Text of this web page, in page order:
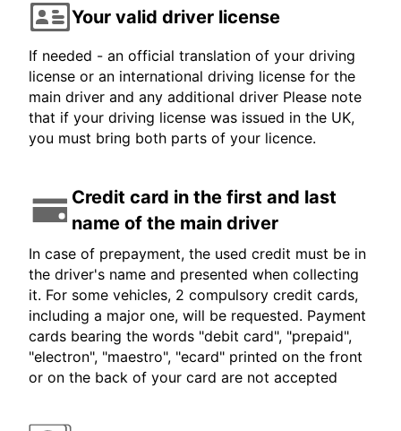
Your valid driver license
If needed - an official translation of your driving
license or an international driving license for the
main driver and any additional driver Please note
that if your driving license was issued in the UK,
you must bring both parts of your licence.
Credit card in the first and last
name of the main driver
In case of prepayment, the used credit must be in
the driver's name and presented when collecting
it. For some vehicles, 2 compulsory credit cards,
including a major one, will be requested. Payment
cards bearing the words "debit card", "prepaid",
"electron", "maestro", "ecard" printed on the front
or on the back of your card are not accepted